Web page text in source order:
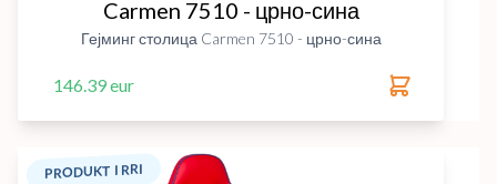
Carmen 7510 - црно-сина
Гејминг столица Carmen 7510 - црно-сина
146.39 eur
PRODUKT I RRI